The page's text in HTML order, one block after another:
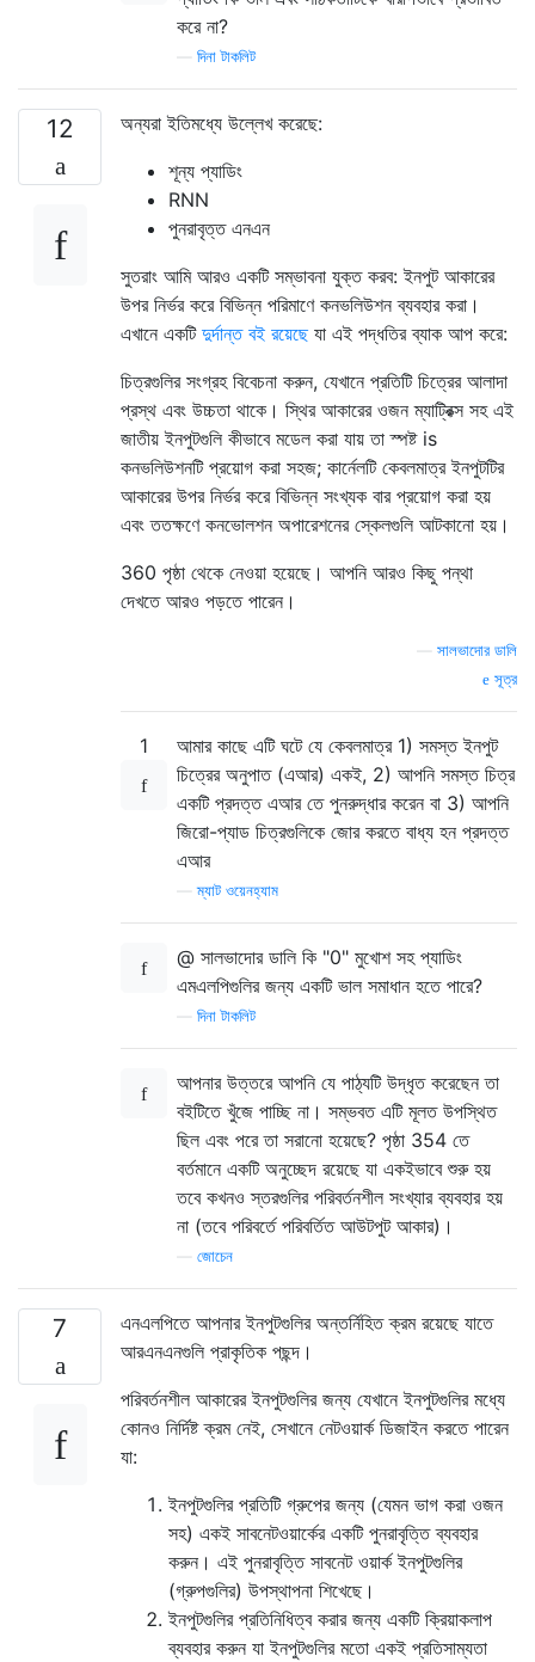
করে না?
দিনা টাকলিট
12
অন্যরা ইতিমধ্যে উল্লেখ করেছে:
শূন্য প্যাডিং
RNN
পুনরাবৃত্ত এনএন
সুতরাং আমি আরও একটি সম্ভাবনা যুক্ত করব: ইনপুট আকারের
উপর নির্ভর করে বিভিন্ন পরিমাণে কনভলিউশন ব্যবহার করা।
এখানে একটি দুর্দান্ত বই রয়েছেযা এই পদ্ধতির ব্যাক আপ করে:
চিত্রগুলির সংগ্রহ বিবেচনা করুন, যেখানে প্রতিটি চিত্রের আলাদা
প্রস্থ এবং উচ্চতা থাকে। স্থির আকারের ওজন ম্যাট্রিক্স সহ এই
জাতীয় ইনপুটগুলি কীভাবে মডেল করা যায় তা স্পষ্ট is
কনভলিউশনটি প্রয়োগ করা সহজ; কার্নেলটি কেবলমাত্র ইনপুটটির
আকারের উপর নির্ভর করে বিভিন্ন সংখ্যক বার প্রয়োগ করা হয়
এবং ততক্ষণে কনভোলশন অপারেশনের স্কেলগুলি আটকানো হয়।
360 পৃষ্ঠা থেকে নেওয়া হয়েছে। আপনি আরও কিছু পন্থা
দেখতে আরও পড়তে পারেন।
সালভাদোর ডালি
সূত্র
1
আমার কাছে এটি ঘটে যে কেবলমাত্র 1) সমস্ত ইনপুট
চিত্রের অনুপাত (এআর) একই, 2) আপনি সমস্ত চিত্র
একটি প্রদত্ত এআর তে পুনরুদ্ধার করেন বা 3) আপনি
জিরো-প্যাড চিত্রগুলিকে জোর করতে বাধ্য হন প্রদত্ত
এআর
—ম্যাট ওয়েনহ্যাম
@ সালভাদোর ডালি কি "0" মুখোশ সহ প্যাডিং
এমএলপিগুলির জন্য একটি ভাল সমাধান হতে পারে?
দিনা টাকলিট
আপনার উত্তরে আপনি যে পাঠ্যটি উদ্ধৃত করেছেন তা
বইটিতে খুঁজে পাচ্ছি না। সম্ভবত এটি মূলত উপস্থিত
ছিল এবং পরে তা সরানো হয়েছে? পৃষ্ঠা 354 তে
বর্তমানে একটি অনুচ্ছেদ রয়েছে যা একইভাবে শুরু হয়
তবে কখনও স্তরগুলির পরিবর্তনশীল সংখ্যার ব্যবহার হয়
না (তবে পরিবর্তে পরিবর্তিত আউটপুট আকার)।
জোচেন
7
এনএলপিতে আপনার ইনপুটগুলির অন্তর্নিহিত ক্রম রয়েছে যাতে
আরএনএনগুলি প্রাকৃতিক পছন্দ।
পরিবর্তনশীল আকারের ইনপুটগুলির জন্য যেখানে ইনপুটগুলির মধ্যে
কোনও নির্দিষ্ট ক্রম নেই, সেখানে নেটওয়ার্ক ডিজাইন করতে পারেন
যা:
ইনপুটগুলির প্রতিটি গ্রুপের জন্য (যেমন ভাগ করা ওজন
সহ) একই সাবনেটওয়ার্কের একটি পুনরাবৃত্তি ব্যবহার
করুন। এই পুনরাবৃত্তি সাবনেট ওয়ার্ক ইনপুটগুলির
(গ্রুপগুলির) উপস্থাপনা শিখেছে।
ইনপুটগুলির প্রতিনিধিত্ব করার জন্য একটি ক্রিয়াকলাপ
ব্যবহার করুন যা ইনপুটগুলির মতো একই প্রতিসাম্যতা